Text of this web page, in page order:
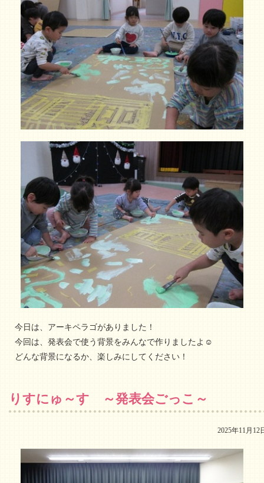
今日は、アーキペラゴがありました！
今回は、発表会で使う背景をみんなで作りましたよ☺
どんな背景になるか、楽しみにしてください！
りすにゅ～す ～発表会ごっこ～
2025年11月12